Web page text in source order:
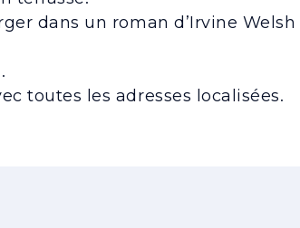
dans un roman d’Irvine
toutes les adresses localisées.